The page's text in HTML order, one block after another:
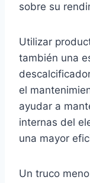
sobre su
Utilizar
también una
el
ayudar a
internas del
una mayor
Un truco